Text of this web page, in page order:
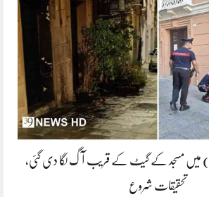
کیگلیاری (Cagliari) میں مسجد کے گیٹ کے قریب آگ لگا دی گئی،
تحقیقات شروع